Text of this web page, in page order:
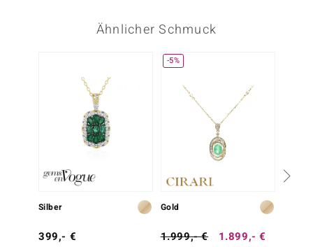
Kambodscha
Anzahl und Größe
16 à 1,5 mm
Karatgewicht Summe
Rundschliff
Kambodscha
Ähnlicher Schmuck
Silber
399,- €
-5%
Gold
1.999,- € 1.899,- €